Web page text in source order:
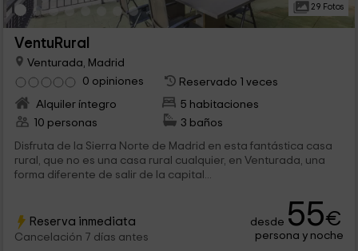
29 Fotos
VentuRural
Venturada, Madrid
0 opiniones
Reservado 1 veces
Alquiler íntegro
5 habitaciones
10 personas
3 baños
Disfruta de la Sierra Norte de Madrid en esta fantástica casa
rural, que no es una casa rural cualquier, en Venturada, una
forma diferente de salir de la capital...
Reserva inmediata
Cancelación 7 días antes
desde 55€
persona y noche